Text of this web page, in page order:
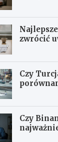
zwrócić
Czy
Czy